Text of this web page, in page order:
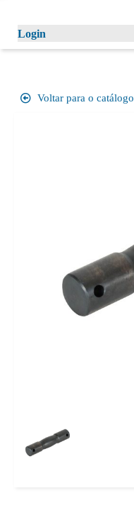
Login
Voltar para o catálogo